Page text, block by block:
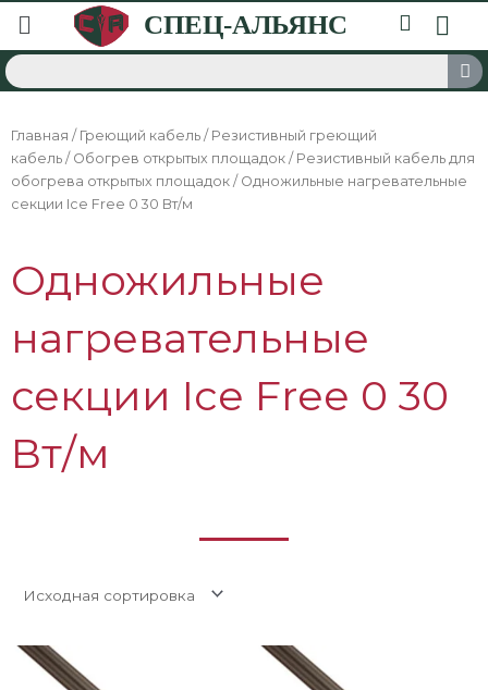
Главная / Греющий кабель / Резистивный греющий
кабель / Обогрев открытых площадок / Резистивный кабель для
обогрева открытых площадок / Одножильные нагревательные
секции Ice Free 0 30 Вт/м
Одножильные
нагревательные
секции Ice Free 0 30
Вт/м